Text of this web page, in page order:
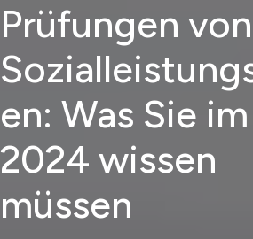
Prüfungen von
en: Was Sie
2024 wissen
müssen